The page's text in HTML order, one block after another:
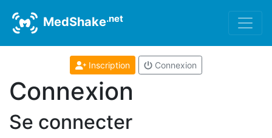
MedShake.net
Inscription Connexion
Connexion
Se connecter